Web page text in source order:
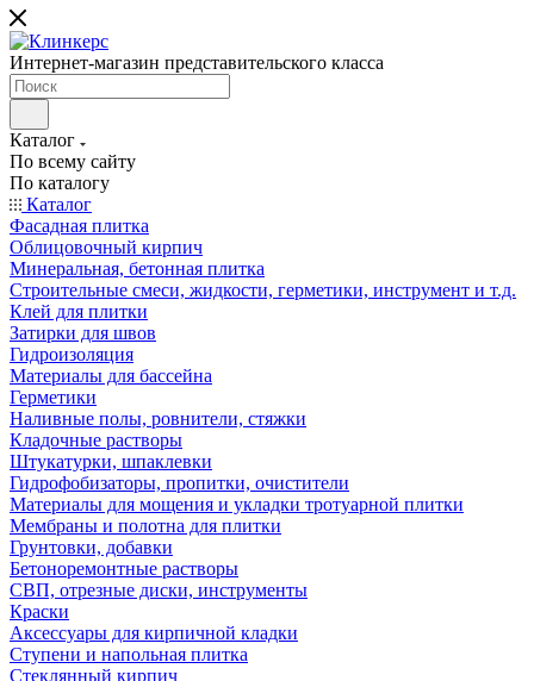
Интернет-магазин представительского класса
Каталог
По всему сайту
По каталогу
Каталог
Фасадная плитка
Облицовочный кирпич
Минеральная, бетонная плитка
Строительные смеси, жидкости, герметики, инструмент и т.д.
Клей для плитки
Затирки для швов
Гидроизоляция
Материалы для бассейна
Герметики
Наливные полы, ровнители, стяжки
Кладочные растворы
Штукатурки, шпаклевки
Гидрофобизаторы, пропитки, очистители
Материалы для мощения и укладки тротуарной плитки
Мембраны и полотна для плитки
Грунтовки, добавки
Бетоноремонтные растворы
СВП, отрезные диски, инструменты
Краски
Аксессуары для кирпичной кладки
Ступени и напольная плитка
Cтеклянный кирпич